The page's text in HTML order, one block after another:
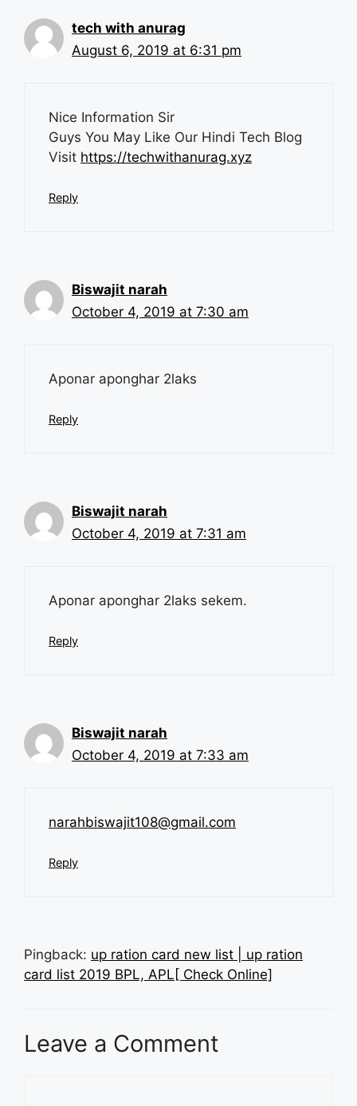
tech with anurag
August 6, 2019 at 6:31 pm
Nice Information Sir
Guys You May Like Our Hindi Tech Blog
Visit https://techwithanurag.xyz
Reply
Biswajit narah
October 4, 2019 at 7:30 am
Aponar aponghar 2laks
Reply
Biswajit narah
October 4, 2019 at 7:31 am
Aponar aponghar 2laks sekem.
Reply
Biswajit narah
October 4, 2019 at 7:33 am
narahbiswajit108@gmail.com
Reply
Pingback: up ration card new list | up ration
card list 2019 BPL, APL[ Check Online]
Leave a Comment